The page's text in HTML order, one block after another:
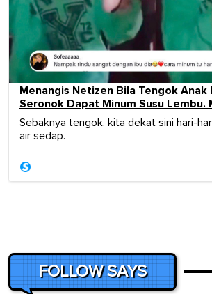
Menangis Netizen Bila Tengok Anak
Seronok Dapat Minum Susu Lembu.
Sebaknya tengok, kita dekat sini hari-
air sedap.
FOLLOW SAYS